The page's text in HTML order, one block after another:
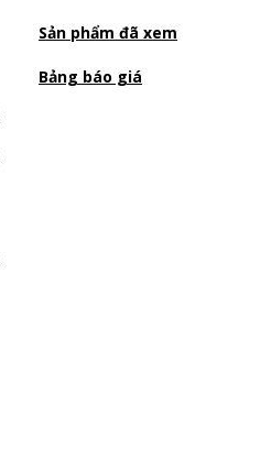
Sản phẩm đã xem
Bảng báo giá